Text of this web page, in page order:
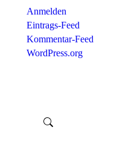
Anmelden
Eintrags-Feed
Kommentar-Feed
WordPress.org